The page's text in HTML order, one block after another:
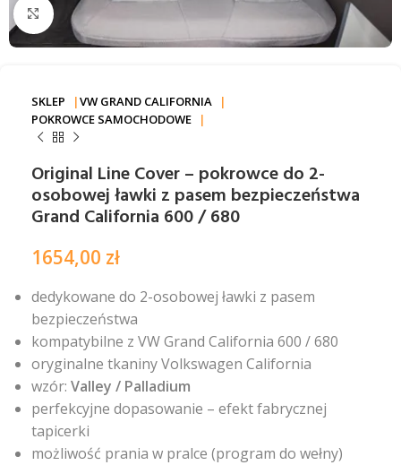
Kliknij aby powiększyć
SKLEP
VW GRAND CALIFORNIA
POKROWCE SAMOCHODOWE
Original Line Cover – pokrowce do 2-
osobowej ławki z pasem bezpieczeństwa
Grand California 600 / 680
1654,00 zł
dedykowane do 2-osobowej ławki z pasem
bezpieczeństwa
kompatybilne z VW Grand California 600 / 680
oryginalne tkaniny Volkswagen California
wzór: Valley / Palladium
perfekcyjne dopasowanie – efekt fabrycznej
tapicerki
możliwość prania w pralce (program do wełny)